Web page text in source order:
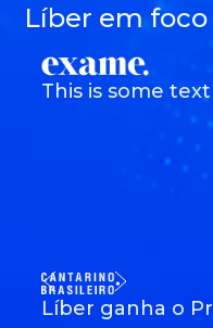
Líber em foco
This is some
Líber ganha o